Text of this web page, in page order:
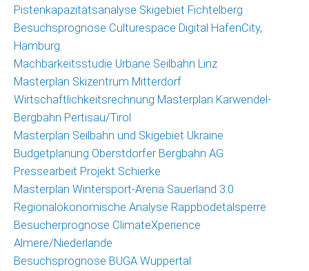
Kontakt
Pistenkapazitätsanalyse Skigebiet Fichtelberg
Besuchsprognose Culturespace Digital HafenCity,
Hamburg
Machbarkeitsstudie Urbane Seilbahn Linz
Masterplan Skizentrum Mitterdorf
Wirtschaftlichkeitsrechnung Masterplan Karwendel-
Bergbahn Pertisau/Tirol
Masterplan Seilbahn und Skigebiet Ukraine
Budgetplanung Oberstdorfer Bergbahn AG
Pressearbeit Projekt Schierke
Masterplan Wintersport-Arena Sauerland 3.0
Regionalökonomische Analyse Rappbodetalsperre
Besucherprognose ClimateXperience
Almere/Niederlande
Besuchsprognose BUGA Wuppertal